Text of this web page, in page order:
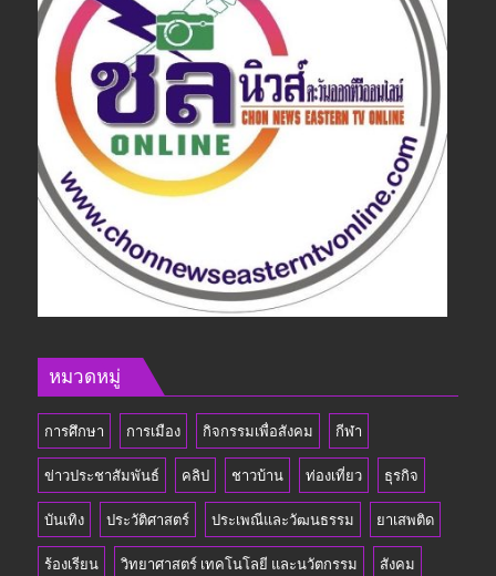
หมวดหมู่
การศึกษา การเมือง กิจกรรมเพื่อสังคม กีฬา
ข่าวประชาสัมพันธ์ คลิป ชาวบ้าน ท่องเที่ยว ธุรกิจ
บันเทิง ประวัติศาสตร์ ประเพณีและวัฒนธรรม ยาเสพติด
ร้องเรียน วิทยาศาสตร์ เทคโนโลยี และนวัตกรรม สังคม